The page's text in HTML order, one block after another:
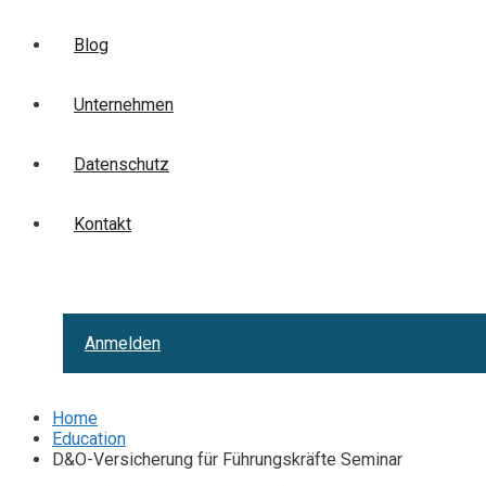
Blog
Unternehmen
Datenschutz
Kontakt
Anmelden
Home
Education
D&O-Versicherung für Führungskräfte Seminar